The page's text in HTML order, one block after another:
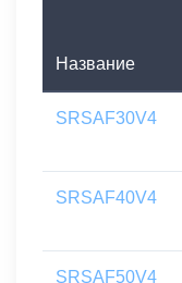
Название
SRSAF30V4
SRSAF40V4
SRSAF50V4